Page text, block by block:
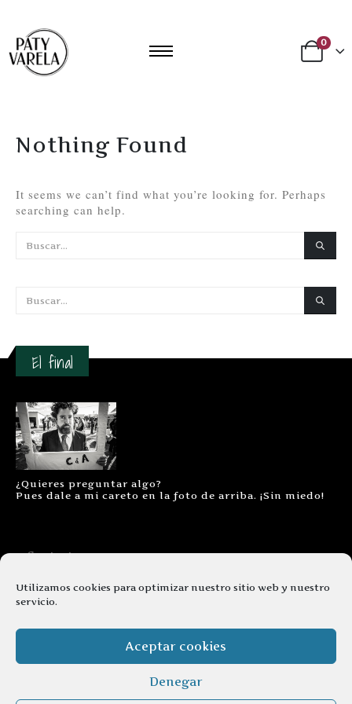
Utilizamos cookies para optimizar nuestro sitio web y nuestro
servicio.
Aceptar cookies
Denegar
0
Nothing Found
It seems we can’t find what you’re looking for. Perhaps
searching can help.
El final
¿Quieres preguntar algo?
Pues dale a mi careto en la foto de arriba. ¡Sin miedo!
Contacto
Aviso legal